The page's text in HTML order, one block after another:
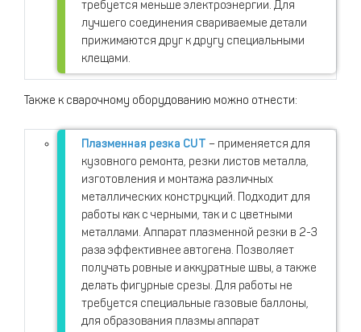
требуется меньше электроэнергии. Для
лучшего соединения свариваемые детали
прижимаются друг к другу специальными
клещами.
Также к сварочному оборудованию можно отнести:
Плазменная резка CUT – применяется для
кузовного ремонта, резки листов металла,
изготовления и монтажа различных
металлических конструкций. Подходит для
работы как с черными, так и с цветными
металлами. Аппарат плазменной резки в 2-3
раза эффективнее автогена. Позволяет
получать ровные и аккуратные швы, а также
делать фигурные срезы. Для работы не
требуется специальные газовые баллоны,
для образования плазмы аппарат